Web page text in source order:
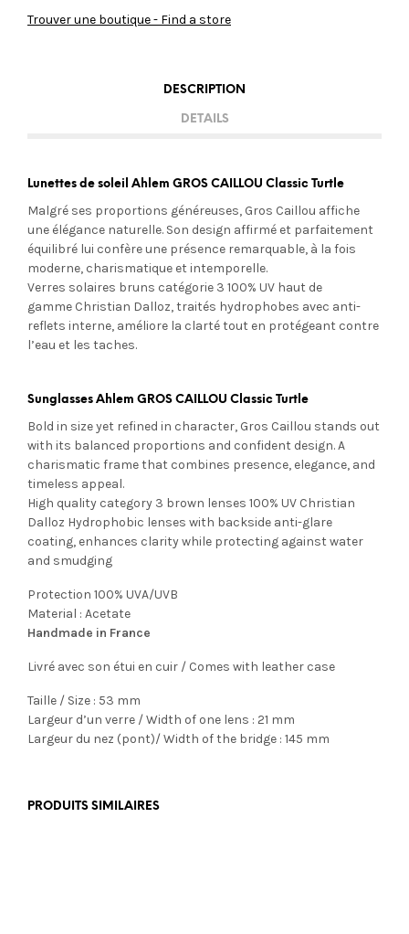
Trouver une boutique - Find a store
DESCRIPTION
DETAILS
Lunettes de soleil Ahlem GROS CAILLOU Classic Turtle
Malgré ses proportions généreuses, Gros Caillou affiche
une élégance naturelle. Son design affirmé et parfaitement
équilibré lui confère une présence remarquable, à la fois
moderne, charismatique et intemporelle.
Verres solaires bruns catégorie 3 100% UV haut de
gamme Christian Dalloz, traités hydrophobes avec anti-
reflets interne, améliore la clarté tout en protégeant contre
l’eau et les taches.
Sunglasses Ahlem GROS CAILLOU Classic Turtle
Bold in size yet refined in character, Gros Caillou stands out
with its balanced proportions and confident design. A
charismatic frame that combines presence, elegance, and
timeless appeal.
High quality category 3 brown lenses 100% UV Christian
Dalloz Hydrophobic lenses with backside anti-glare
coating, enhances clarity while protecting against water
and smudging
Protection 100% UVA/UVB
Material : Acetate
Handmade in France
Livré avec son étui en cuir / Comes with leather case
Taille / Size : 53 mm
Largeur d’un verre / Width of one lens : 21 mm
Largeur du nez (pont)/ Width of the bridge : 145 mm
PRODUITS SIMILAIRES